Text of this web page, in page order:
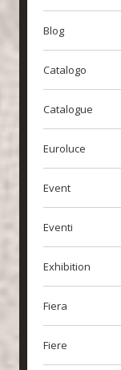
Blog
Catalogo
Catalogue
Euroluce
Event
Eventi
Exhibition
Fiera
Fiere